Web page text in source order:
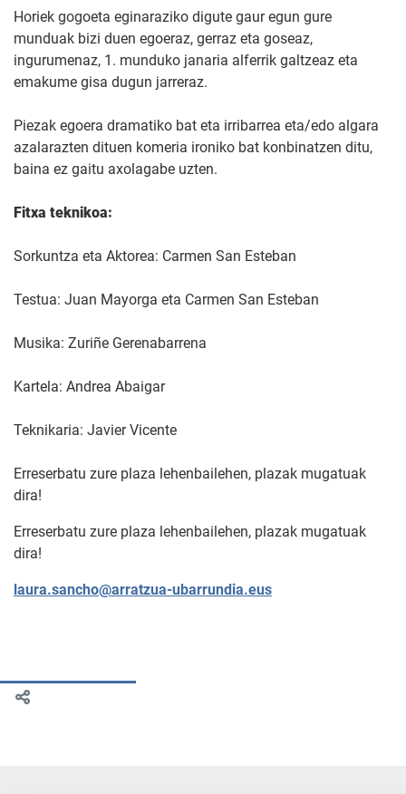
Horiek gogoeta eginaraziko digute gaur egun gure
munduak bizi duen egoeraz, gerraz eta goseaz,
ingurumenaz, 1. munduko janaria alferrik galtzeaz eta
emakume gisa dugun jarreraz.
Piezak egoera dramatiko bat eta irribarrea eta/edo algara
azalarazten dituen komeria ironiko bat konbinatzen ditu,
baina ez gaitu axolagabe uzten.
Fitxa teknikoa:
Sorkuntza eta Aktorea: Carmen San Esteban
Testua: Juan Mayorga eta Carmen San Esteban
Musika: Zuriñe Gerenabarrena
Kartela: Andrea Abaigar
Teknikaria: Javier Vicente
Erreserbatu zure plaza lehenbailehen, plazak mugatuak
dira!
Erreserbatu zure plaza lehenbailehen, plazak mugatuak
dira!
laura.sancho@arratzua-ubarrundia.eus